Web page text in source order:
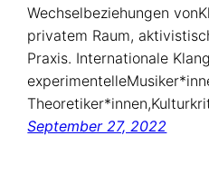
Wechselbeziehungen
privatem Raum,
Praxis. Internationale
September 27, 2022